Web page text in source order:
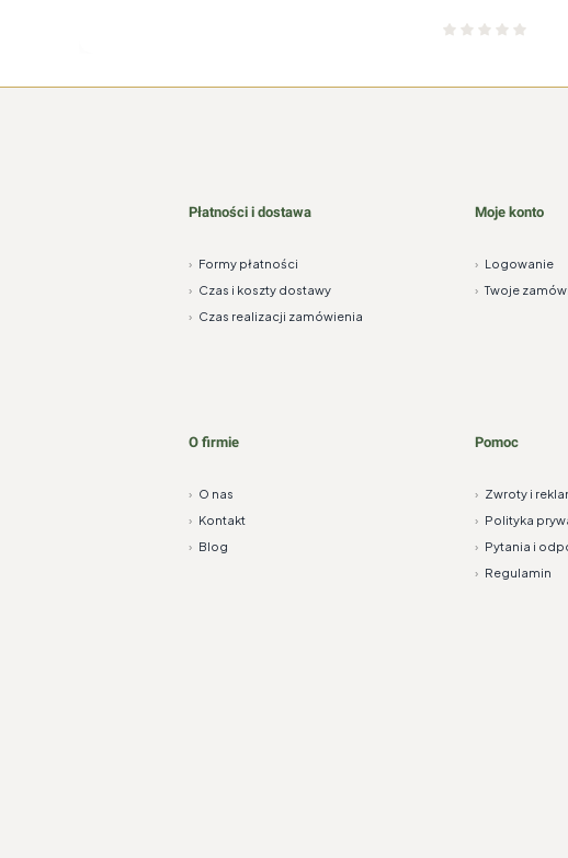
Płatności i dostawa
› Formy płatności
› Czas i koszty dostawy
› Czas realizacji zamówienia
Moje konto
› Logowanie
› Twoje
O firmie
› O nas
› Kontakt
› Blog
Pomoc
› Zwroty i
› Polityka
› Pytania i
› Regulamin